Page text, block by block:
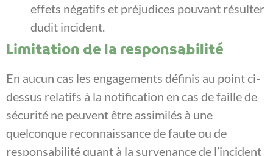
effets négatifs et préjudices pouvant résulter
dudit incident.
Limitation de la responsabilité
En aucun cas les engagements définis au point ci-
dessus relatifs à la notification en cas de faille de
sécurité ne peuvent être assimilés à une
quelconque reconnaissance de faute ou de
responsabilité quant à la survenance de l’incident